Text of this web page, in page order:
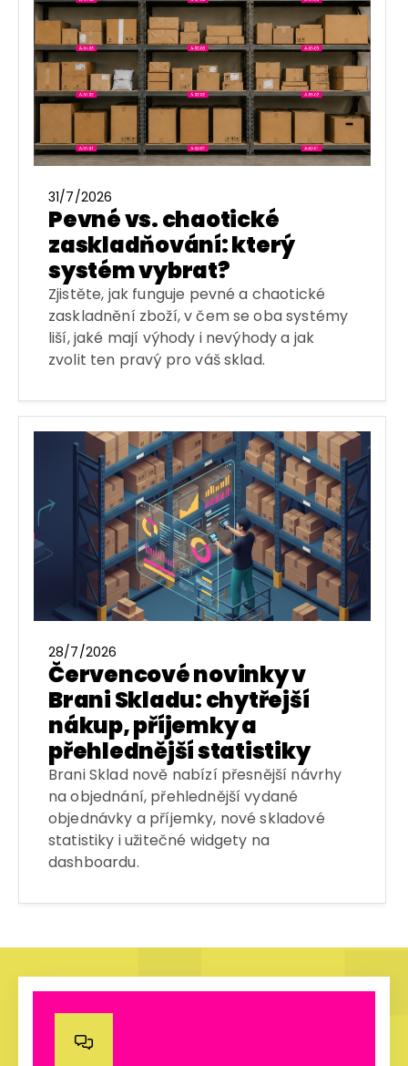
31/7/2026
Pevné vs. chaotické
zaskladňování: který
systém vybrat?
Zjistěte, jak funguje pevné a chaotické
zaskladnění zboží, v čem se oba systémy
liší, jaké mají výhody i nevýhody a jak
zvolit ten pravý pro váš sklad.
28/7/2026
Červencové novinky v
Brani Skladu: chytřejší
nákup, příjemky a
přehlednější statistiky
Brani Sklad nově nabízí přesnější návrhy
na objednání, přehlednější vydané
objednávky a příjemky, nové skladové
statistiky i užitečné widgety na
dashboardu.
